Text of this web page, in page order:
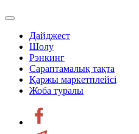
Дайджест
Шолу
Рэнкинг
Сараптамалық тақта
Қаржы маркетплейсі
Жоба туралы